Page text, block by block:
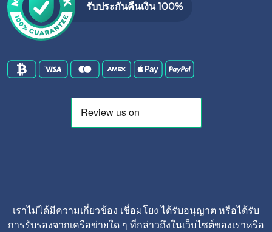
รับประกันคืนเงิน 100%
เราไม่ได้มีความเกี่ยวข้อง เชื่อมโยง ได้รับอนุญาต หรือได้รับ
การรับรองจากเครือข่ายใด ๆ ที่กล่าวถึงในเว็บไซต์ของเราหรือ